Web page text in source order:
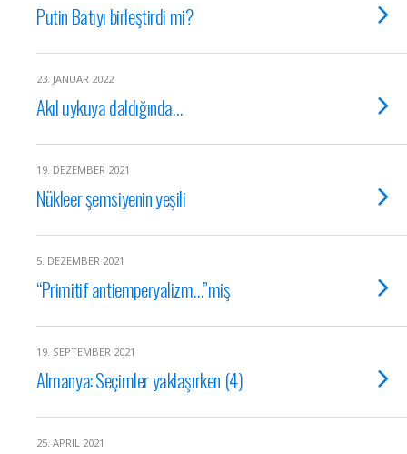
Putin Batıyı birleştirdi mi?
23. JANUAR 2022
Akıl uykuya daldığında…
19. DEZEMBER 2021
Nükleer şemsiyenin yeşili
5. DEZEMBER 2021
“Primitif antiemperyalizm…”miş
19. SEPTEMBER 2021
Almanya: Seçimler yaklaşırken (4)
25. APRIL 2021